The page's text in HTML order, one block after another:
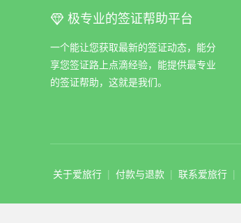
ꀆ 极专业的签证帮助平台
一个能让您获取最新的签证动态，能分
享您签证路上点滴经验，能提供最专业
的签证帮助，这就是我们。
关于爱旅行 | 付款与退款 | 联系爱旅行 |